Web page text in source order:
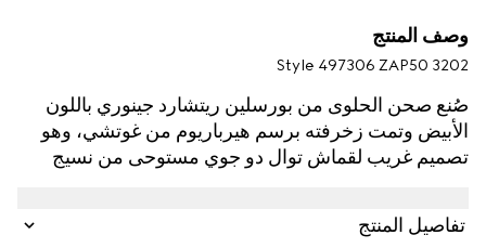
وصف المنتج
Style ‎497306 ZAP50 3202
صُنع صحن الحلوى من بورسلين ريتشارد جينوري باللون
الأبيض وتمت زخرفته برسم هيرباريوم من غوتشي، وهو
تصميم غريب لقماش توال دو جوي مستوحى من نسيج
كاملة للمائدة.
تفاصيل المنتج